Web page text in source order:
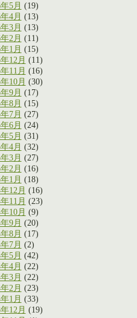
5月 (19)
4月 (13)
3月 (13)
2月 (11)
1月 (15)
12月 (11)
11月 (16)
10月 (30)
9月 (17)
8月 (15)
7月 (27)
6月 (24)
5月 (31)
4月 (32)
3月 (27)
2月 (16)
1月 (18)
12月 (16)
11月 (23)
10月 (9)
9月 (20)
8月 (17)
7月 (2)
5月 (42)
4月 (22)
3月 (22)
2月 (23)
1月 (33)
12月 (19)